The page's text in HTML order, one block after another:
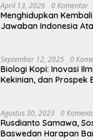
April 13, 2026 0 Komentar
Menghidupkan
Jawaban Indonesia
September 12, 2025 0
Biologi Kopi: Inovasi
Kekinian, dan Prospek
Agustus 30, 2023 0
Rusdianto Samawa,
Baswedan Harapan